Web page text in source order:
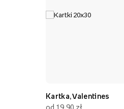
Kartka, Valentines
od 19,90 zł